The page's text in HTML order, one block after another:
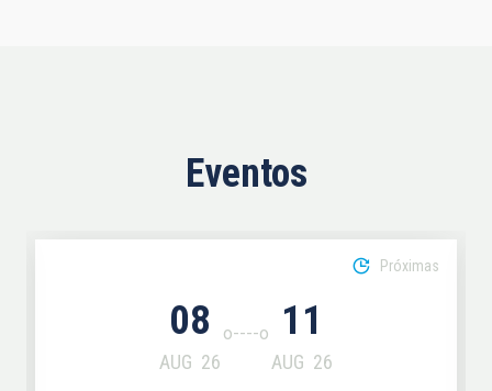
Eventos
08
AUG 26
11
AUG 26
Próximas